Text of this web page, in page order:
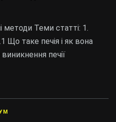
методи Теми статті: 1.
Що таке печія і як вона
печії